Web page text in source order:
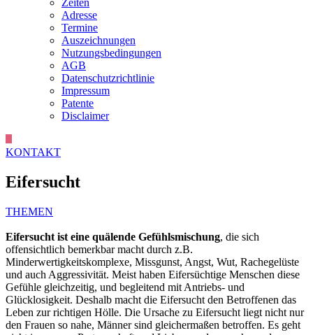
Adresse
Termine
Auszeichnungen
Nutzungsbedingungen
AGB
Datenschutzrichtlinie
Impressum
Patente
Disclaimer
KONTAKT
Eifersucht
THEMEN
Eifersucht ist eine quälende Gefühlsmischung, die sich
offensichtlich bemerkbar macht durch z.B.
Minderwertigkeitskomplexe, Missgunst, Angst, Wut, Rachegelüste
und auch Aggressivität. Meist haben Eifersüchtige Menschen diese
Gefühle gleichzeitig, und begleitend mit Antriebs- und
Glücklosigkeit. Deshalb macht die Eifersucht den Betroffenen das
Leben zur richtigen Hölle. Die Ursache zu Eifersucht liegt nicht nur
den Frauen so nahe, Männer sind gleichermaßen betroffen. Es geht